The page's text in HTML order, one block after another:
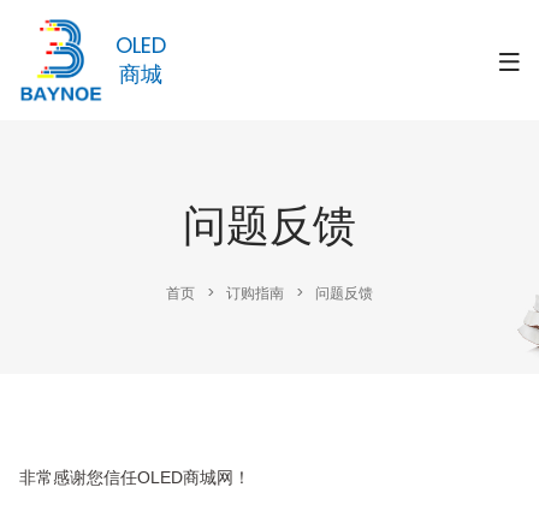
OLED
商城
问题反馈
首页 > 订购指南 > 问题反馈
非常感谢您信任OLED商城网！